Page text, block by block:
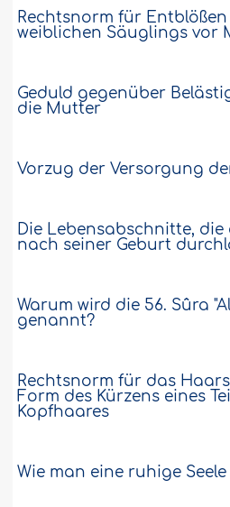
zinslos weiterverkauft?
B. ein Haus) zukaufen,
zinslos weiterverkauft?..
Rechtsnorm für Entblößen
weiblichen Säuglings vor
Geduld gegenüber
die Mutter
Vorzug der Versorgung
Die Lebensabschnitte, die
nach seiner Geburt
Warum wird die 56. Sûra
genannt?
Rechtsnorm für das
Form des Kürzens eines
Kopfhaares
Wie man eine ruhige